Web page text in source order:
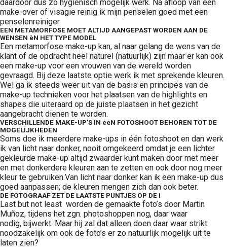
daardoor dus zo hygiënisch mogelijk werk. Na afloop van een
make-over of visagie reinig ik mijn penselen goed met een
penselenreiniger.
EEN METAMORFOSE MOET ALTIJD AANGEPAST WORDEN AAN DE
WENSEN èN HET TYPE MODEL
Een metamorfose make-up kan, al naar gelang de wens van de
klant of de opdracht heel naturel (natuurlijk) zijn maar er kan ook
een make-up voor een vrouwen van de wereld worden
gevraagd. Bij deze laatste optie werk ik met sprekende kleuren.
Wel ga ik steeds weer uit van de basis en principes van de
make-up technieken voor het plaatsen van de highlights en
shapes die uiteraard op de juiste plaatsen in het gezicht
aangebracht dienen te worden.
VERSCHILLENDE MAKE-UP’S IN ééN FOTOSHOOT BEHOREN TOT DE
MOGELIJKHEDEN
Soms doe ik meerdere make-ups in één fotoshoot en dan werk
ik van licht naar donker, nooit omgekeerd omdat je een lichter
gekleurde make-up altijd zwaarder kunt maken door met meer
en met donkerdere kleuren aan te zetten en ook door nog meer
kleur te gebruiken.Van licht naar donker kan ik een make-up dus
goed aanpassen; de kleuren mengen zich dan ook beter.
DE FOTOGRAAF ZET DE LAATSTE PUNTJES OP DE I
Last but not least worden de gemaakte foto’s door Martin
Muñoz, tijdens het zgn. photoshoppen nog, daar waar
nodig, bijwerkt. Maar hij zal dat alleen doen daar waar strikt
noodzakelijk om ook de foto’s er zo natuurlijk mogelijk uit te
laten zien?